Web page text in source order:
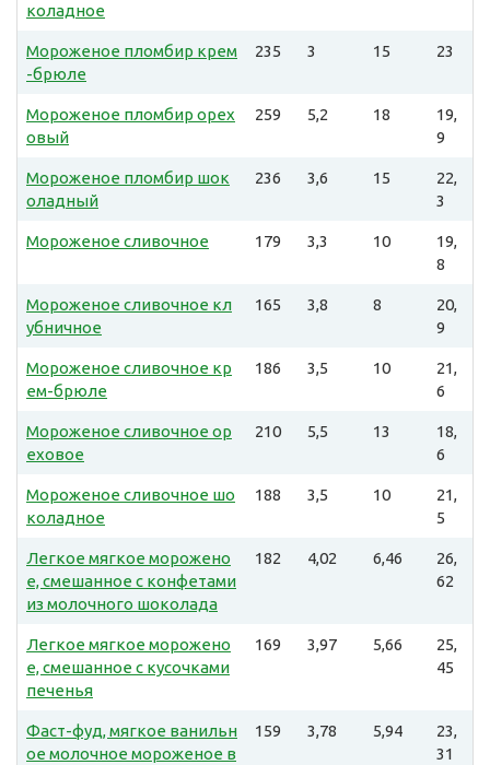
коладное
Мороженое пломбир крем
-брюле
235 3 15 23
Мороженое пломбир орех
овый
259 5,2 18
19,
9
Мороженое пломбир шок
оладный
236 3,6 15
22,
3
Мороженое сливочное 179 3,3 10
19,
8
Мороженое сливочное кл
убничное
165 3,8 8
20,
9
Мороженое сливочное кр
ем-брюле
186 3,5 10
21,
6
Мороженое сливочное ор
еховое
210 5,5 13
18,
6
Мороженое сливочное шо
коладное
188 3,5 10
21,
5
Легкое мягкое морожено
е, смешанное с конфетами
из молочного шоколада
182 4,02 6,46
26,
62
Легкое мягкое морожено
е, смешанное с кусочками
печенья
169 3,97 5,66
25,
45
Фаст-фуд, мягкое ванильн
ое молочное мороженое в
159 3,78 5,94
23,
31